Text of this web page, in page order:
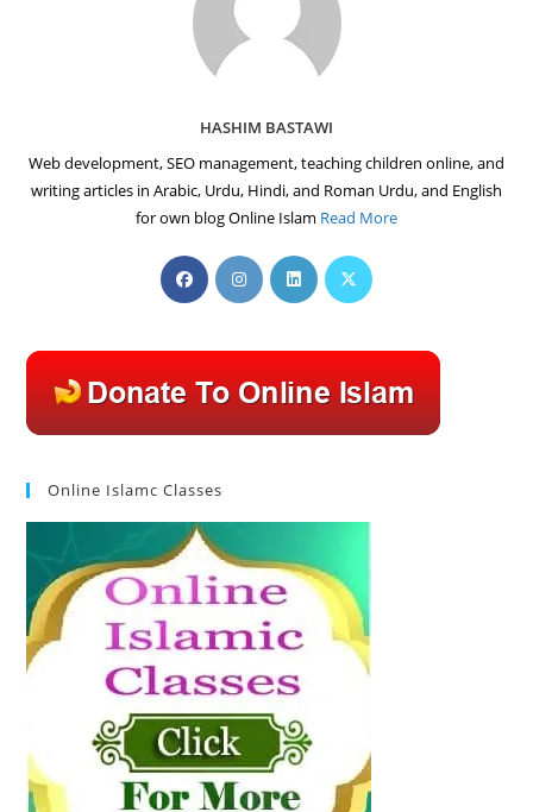
HASHIM BASTAWI
Web development, SEO management, teaching children online, and
writing articles in Arabic, Urdu, Hindi, and Roman Urdu, and English
for own blog Online Islam Read More
Opens
in
tab
Opens
in
tab
Opens
in
tab
Opens
tab
Online Islamc Classes